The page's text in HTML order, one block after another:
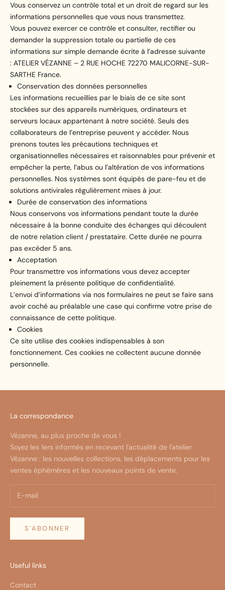
Vous conservez un contrôle total et un droit de regard sur les
informations personnelles que vous nous transmettez.
Vous pouvez exercer ce contrôle et consulter, rectifier ou
demander la suppression totale ou partielle de ces
informations sur simple demande écrite à l’adresse suivante
: ATELIER VÉZANNE – 2 RUE HOCHE 72270 MALICORNE-SUR-
SARTHE France.
Conservation des données personnelles
Les informations recueillies par le biais de ce site sont
stockées sur des appareils numériques, ordinateurs et
serveurs locaux appartenant à notre société. Seuls des
collaborateurs de l’entreprise peuvent y accéder. Nous
prenons toutes les précautions techniques et
organisationnelles nécessaires et raisonnables pour prévenir et
empêcher la perte, l’abus ou l’altération de vos informations
personnelles. Nos systèmes sont équipés de pare-feu et de
solutions antivirales régulièrement mises à jour.
Durée de conservation des informations
Nous conservons vos informations pendant toute la durée
nécessaire à la bonne conduite des échanges qui découlent
de notre relation client / prestataire. Cette durée ne pourra
pas excéder 5 ans.
Acceptation
Pour transmettre vos informations vous devez accepter
pleinement la présente politique de confidentialité.
L’envoi d’informations via nos formulaires ne peut se faire sans
avoir coché au préalable une case qui confirme votre prise de
connaissance de cette politique.
Cookies
Ce site utilise des cookies indispensables à son
fonctionnement. Ces cookies ne collectent aucune donnée
personnelle.
La correspondance
Vézanne, au plus proche de vous !
Soyez les 1ers informés en recevant l'actualité de l'atelier
Vézanne : les nouvelles collections, les déplacements pour les
ventes éphémères et les nouveaux points de vente.
S'ABONNER
Useful links
Contact